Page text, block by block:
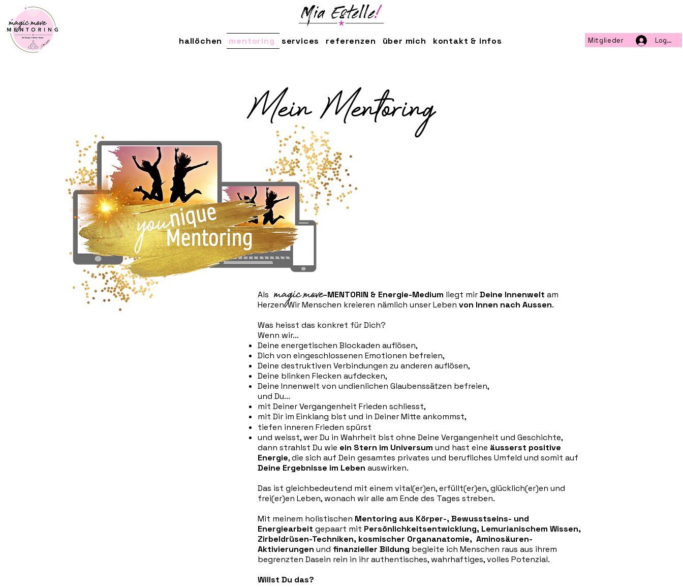
hallöchen mentoring services referenzen über mich kontakt & infos Mitglieder Log-in
Mein Mentoring
Als magic.move-MENTORIN & Energie-Medium liegt mirDeine Innenwelt am
Herzen.Wir Menschen kreieren nämlich unser Leben von Innen nach Aussen.
Was heisst das konkret für Dich?
Wenn wir...
Deine energetischen Blockaden auflösen,
Dich von eingeschlossenen Emotionen befreien,
Deine destruktiven Verbindungen zu anderen auflösen,
Deine blinken Flecken aufdecken,
Deine Innenwelt von undienlichen Glaubenssätzen befreien,
und Du...
mit Deiner Vergangenheit Frieden schliesst,
mit Dir im Einklang bist und in Deiner Mitte ankommst,
tiefen inneren Frieden spürst
und weisst, wer Du in Wahrheit bist ohne Deine Vergangenheit und Geschichte,
dann strahlst Du wie ein Stern im Universum und hast eine äusserst positive
Energie, die sich auf Dein gesamtes privates und berufliches Umfeld und somit auf
Deine Ergebnisse im Leben auswirken.
Das ist gleichbedeutend mit einem vital(er)en, erfüllt(er)en, glücklich(er)en und
frei(er)en Leben, wonach wir alle am Ende des Tages streben.
Mit meinem holistischen Mentoring aus Körper-, Bewusstseins- und
Energiearbeit gepaart mit Persönlichkeitsentwicklung, Lemurianischem Wissen,
Zirbeldrüsen-Techniken, kosmischer Organanatomie, Aminosäuren-
Aktivierungen und finanzieller Bildung begleite ich Menschen raus aus ihrem
begrenzten Dasein rein in ihr authentisches, wahrhaftiges, volles Potenzial.
Willst Du das?